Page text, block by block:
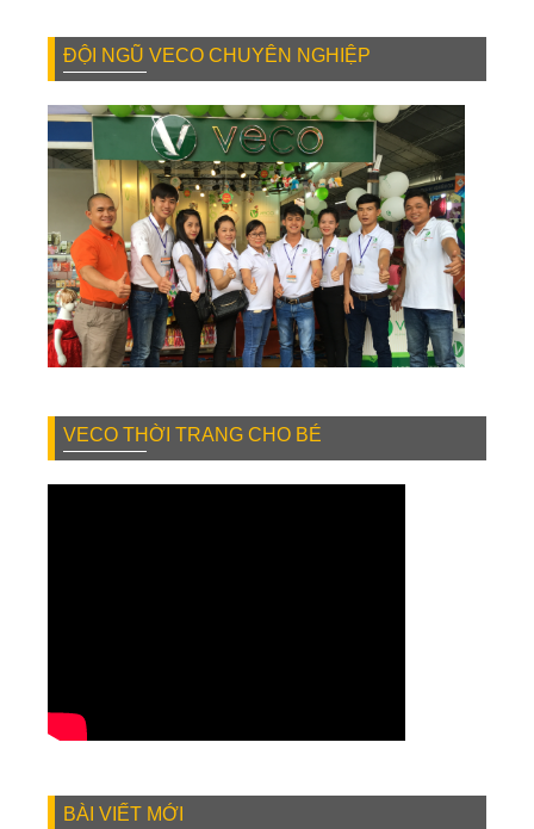
ĐỘI NGŨ VECO CHUYÊN NGHIỆP
VECO THỜI TRANG CHO BÉ
BÀI VIẾT MỚI